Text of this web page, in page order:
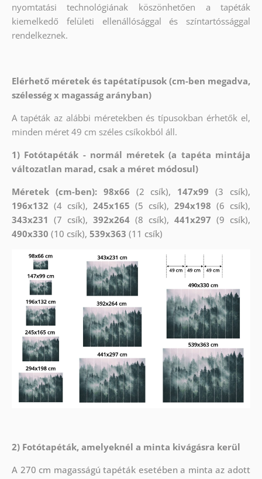
nyomtatási technológiának köszönhetően a tapéták
kiemelkedő felületi ellenállósággal és színtartóssággal
rendelkeznek.
Elérhető méretek és tapétatípusok (cm-ben megadva,
szélesség x magasság arányban)
A tapéták az alábbi méretekben és típusokban érhetők el,
minden méret 49 cm széles csíkokból áll.
1) Fotótapéták - normál méretek (a tapéta mintája
változatlan marad, csak a méret módosul)
Méretek (cm-ben): 98x66 (2 csík), 147x99 (3 csík),
196x132 (4 csík), 245x165 (5 csík),294x198 (6 csík),
343x231 (7 csík), 392x264 (8 csík),441x297 (9 csík),
490x330 (10 csík), 539x363 (11 csík)
2) Fotótapéták, amelyeknél a minta kivágásra kerül
A 270 cm magasságú tapéták esetében a minta az adott